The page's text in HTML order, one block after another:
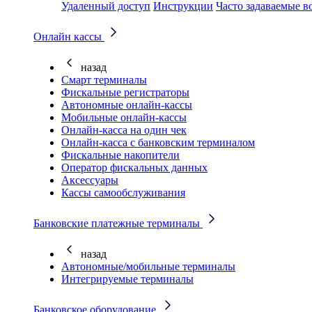
Удаленный доступ Инструкции Часто задаваемые
Онлайн кассы
назад
Смарт терминалы
Фискальные регистраторы
Автономные онлайн-кассы
Мобильные онлайн-кассы
Онлайн-касса на один чек
Онлайн-касса с банковским терминалом
Фискальные накопители
Оператор фискальных данных
Аксессуары
Кассы самообслуживания
Банковские платежные терминалы
назад
Автономные/мобильные терминалы
Интегрируемые терминалы
Банковское оборудование